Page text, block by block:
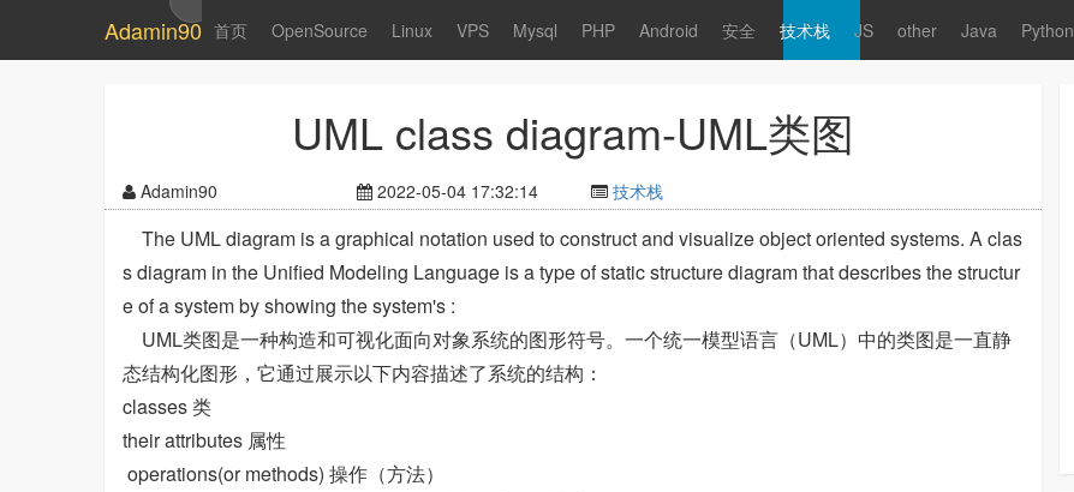
Adamin90 首页 OpenSource Linux VPS Mysql PHP Android 安全 技术栈 JS other Java Python
UML class diagram-UML类图
Adamin90 2022-05-04 17:32:14 技术栈
The UML diagram is a graphical notation used to construct and visualize object oriented systems. A clas
s diagram in the Unified Modeling Language is a type of static structure diagram that describes the structur
e of a system by showing the system's :
UML类图是一种构造和可视化面向对象系统的图形符号。一个统一模型语言（UML）中的类图是一直静
态结构化图形，它通过展示以下内容描述了系统的结构：
classes 类
their attributes 属性
operations(or methods) 操作（方法）